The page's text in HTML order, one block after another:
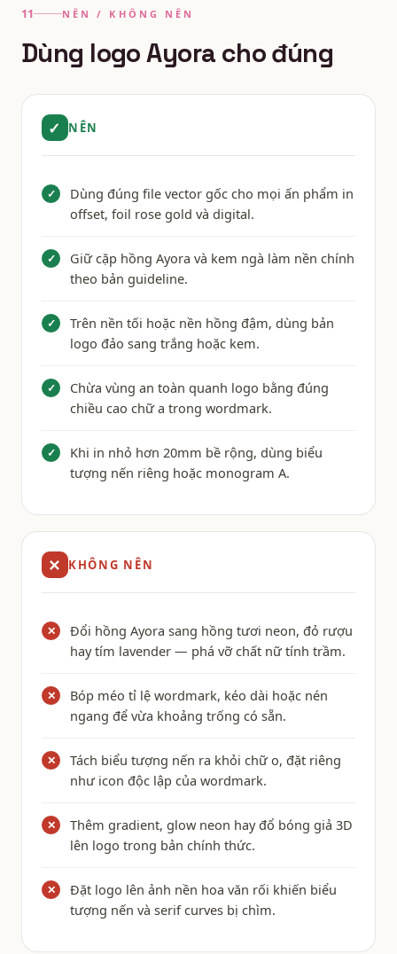
NÊN / KHÔNG NÊN
Dùng logo Ayora cho đúng
✓ NÊN
✓
Dùng đúng file vector gốc cho mọi ấn phẩm in
offset, foil rose gold và digital.
✓
Giữ cặp hồng Ayora và kem ngà làm nền chính
theo bản guideline.
✓
Trên nền tối hoặc nền hồng đậm, dùng bản
logo đảo sang trắng hoặc kem.
✓
Chừa vùng an toàn quanh logo bằng đúng
chiều cao chữ a trong wordmark.
✓
Khi in nhỏ hơn 20mm bề rộng, dùng biểu
tượng nến riêng hoặc monogram A.
✕ KHÔNG NÊN
✕
Đổi hồng Ayora sang hồng tươi neon, đỏ rượu
hay tím lavender — phá vỡ chất nữ tính trầm.
✕
Bóp méo tỉ lệ wordmark, kéo dài hoặc nén
ngang để vừa khoảng trống có sẵn.
✕
Tách biểu tượng nến ra khỏi chữ o, đặt riêng
như icon độc lập của wordmark.
✕
Thêm gradient, glow neon hay đổ bóng giả 3D
lên logo trong bản chính thức.
✕
Đặt logo lên ảnh nền hoa văn rối khiến biểu
tượng nến và serif curves bị chìm.